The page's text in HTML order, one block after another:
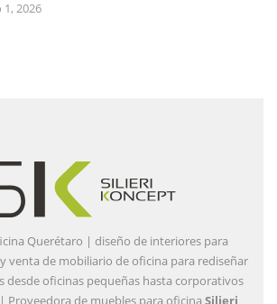
1, 2026
Querétaro | diseño de interiores para
venta de mobiliario de oficina para rediseñar
desde oficinas pequeñas hasta corporativos
Proveedora de muebles para oficina Silieri